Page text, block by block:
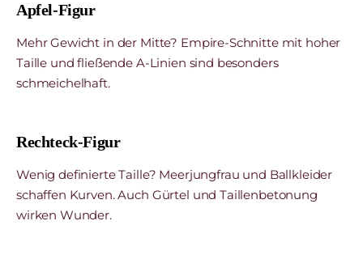
Apfel-Figur
Mehr Gewicht in der Mitte? Empire-Schnitte mit hoher
Taille und fließende A-Linien sind besonders
schmeichelhaft.
Rechteck-Figur
Wenig definierte Taille? Meerjungfrau und Ballkleider
schaffen Kurven. Auch Gürtel und Taillenbetonung
wirken Wunder.